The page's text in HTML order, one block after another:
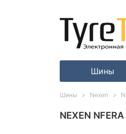
Шины
NEXEN
Шины Nexen